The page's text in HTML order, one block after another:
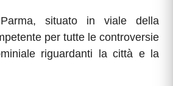
situato in viale della
per tutte le controversie
riguardanti la città e la